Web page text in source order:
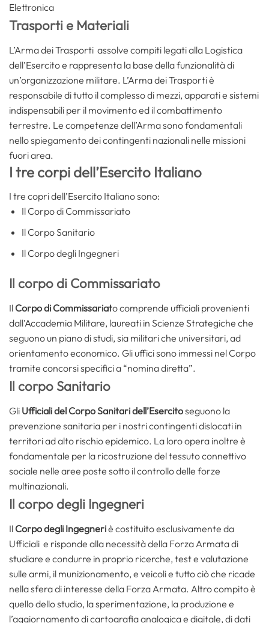
Elettronica
Trasporti e Materiali
L’Arma dei Trasporti assolve compiti legati alla Logistica
dell’Esercito e rappresenta la base della funzionalità di
un’organizzazione militare. L’Arma dei Trasporti è
responsabile di tutto il complesso di mezzi, apparati e sistemi
indispensabili per il movimento ed il combattimento
terrestre. Le competenze dell’Arma sono fondamentali
nello spiegamento dei contingenti nazionali nelle missioni
fuori area.
I tre corpi dell’Esercito Italiano
I tre copri dell’Esercito Italiano sono:
Il Corpo di Commissariato
Il Corpo Sanitario
Il Corpo degli Ingegneri
Il corpo di Commissariato
Il Corpo di Commissariato comprende ufficiali provenienti
dall’Accademia Militare, laureati in Scienze Strategiche che
seguono un piano di studi, sia militari che universitari, ad
orientamento economico. Gli uffici sono immessi nel Corpo
tramite concorsi specifici a “nomina diretta”.
Il corpo Sanitario
Gli Ufficiali del Corpo Sanitari dell’Esercitoseguono la
prevenzione sanitaria per i nostri contingenti dislocati in
territori ad alto rischio epidemico. La loro opera inoltre è
fondamentale per la ricostruzione del tessuto connettivo
sociale nelle aree poste sotto il controllo delle forze
multinazionali.
Il corpo degli Ingegneri
Il Corpo degli Ingegneriè costituito esclusivamente da
Ufficiali e risponde alla necessità della Forza Armata di
studiare e condurre in proprio ricerche, test e valutazione
sulle armi, il munizionamento, e veicoli e tutto ciò che ricade
nella sfera di interesse della Forza Armata. Altro compito è
quello dello studio, la sperimentazione, la produzione e
l’aggiornamento di cartografia analogica e digitale, di dati